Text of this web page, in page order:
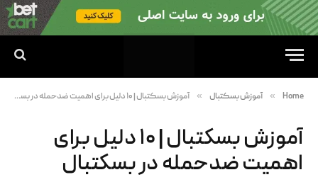
Home
» آموزش بسکتبال » آموزش بسکتبال | ۱۰ دلیل برای اهمیت ضدحمله در بسکتبال
آموزش بسکتبال | ۱۰ دلیل برای
اهمیت ضدحمله در بسکتبال